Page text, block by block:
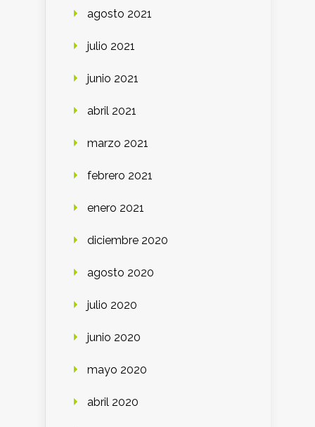
agosto 2021
julio 2021
junio 2021
abril 2021
marzo 2021
febrero 2021
enero 2021
diciembre 2020
agosto 2020
julio 2020
junio 2020
mayo 2020
abril 2020